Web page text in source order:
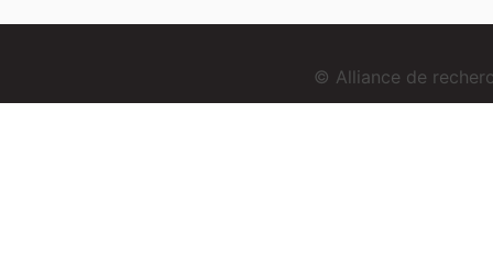
© Alliance de